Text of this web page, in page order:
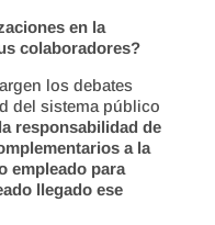
en la
colaboradores?
los debates
del sistema público
responsabilidad de
a la
empleado para
llegado ese